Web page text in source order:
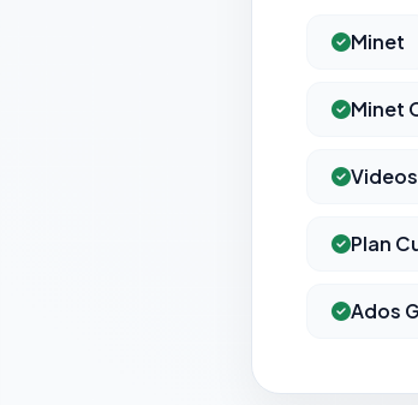
Minet
Minet
Plan
Ados